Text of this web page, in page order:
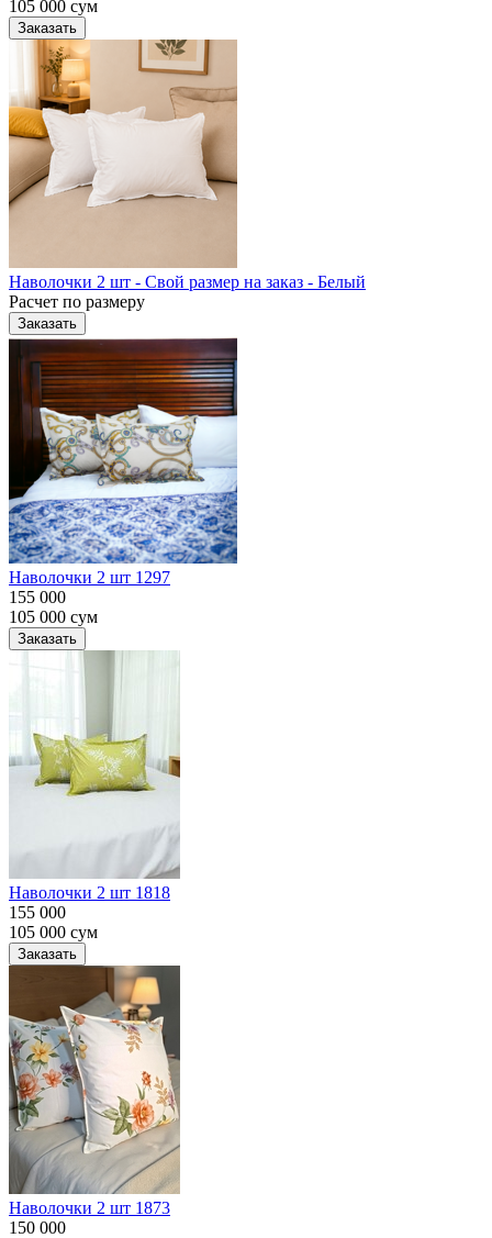
105 000 сум
Заказать
Наволочки 2 шт - Свой размер на заказ - Белый
Расчет по размеру
Заказать
Наволочки 2 шт 1297
155 000
105 000 сум
Заказать
Наволочки 2 шт 1818
155 000
105 000 сум
Заказать
Наволочки 2 шт 1873
150 000